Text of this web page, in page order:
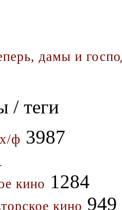
дамы и
/ теги
ф 3987
кино 1284
кино 949